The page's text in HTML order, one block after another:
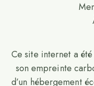
Ce site internet a
son empreinte
d’un hébergement